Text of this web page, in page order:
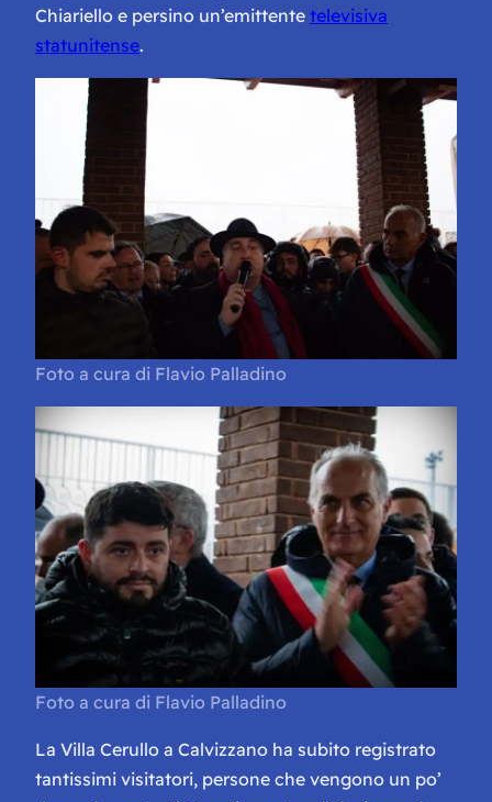
Chiariello e persino un’emittente televisiva
statunitense.
Foto a cura di Flavio Palladino
Foto a cura di Flavio Palladino
La Villa Cerullo a Calvizzano ha subito registrato
tantissimi visitatori, persone che vengono un po’